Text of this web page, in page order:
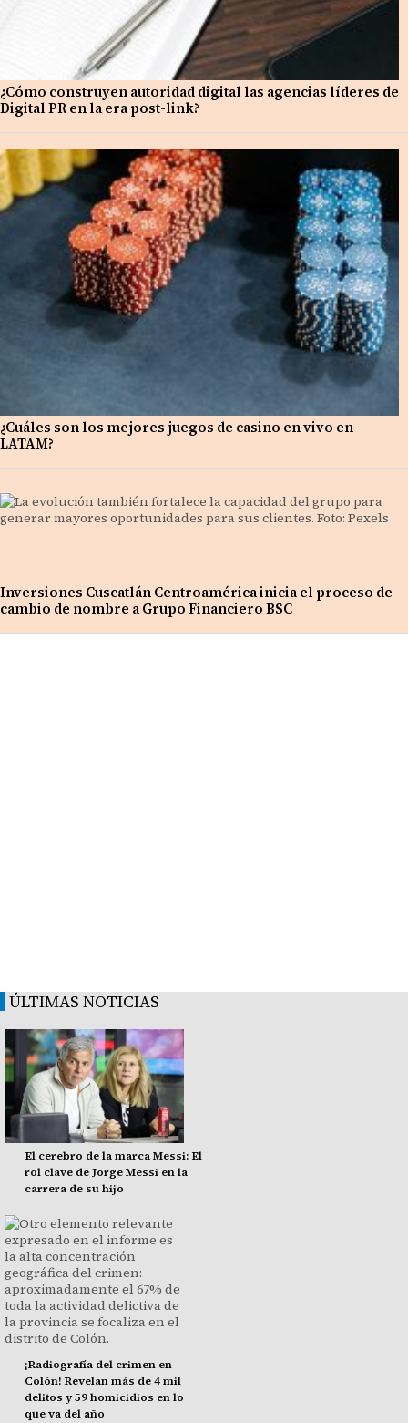
¿Cómo construyen autoridad digital las agencias líderes de
Digital PR en la era post-link?
¿Cuáles son los mejores juegos de casino en vivo en
LATAM?
Inversiones Cuscatlán Centroamérica inicia el proceso de
cambio de nombre a Grupo Financiero BSC
ÚLTIMAS NOTICIAS
El cerebro de la marca Messi: El
rol clave de Jorge Messi en la
carrera de su hijo
¡Radiografía del crimen en
Colón! Revelan más de 4 mil
delitos y 59 homicidios en lo
que va del año